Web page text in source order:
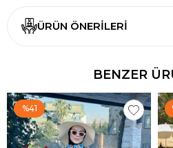
ÜRÜN ÖNERILERI
BENZER
%41